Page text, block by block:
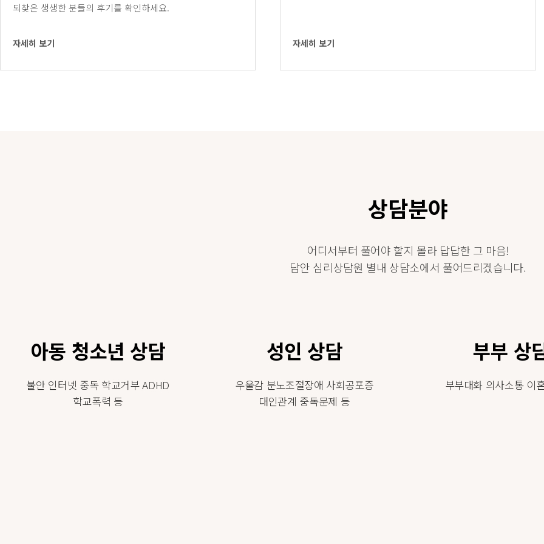
되찾은 생생한 분들의 후기를 확인하세요.
자세히 보기 자세히 보기
상담분야
어디서부터 풀어야 할지 몰라 답답한 그 마음!
담안 심리상담원 별내 상담소에서 풀어드리겠습니다.
아동 청소년 상담
불안 인터넷 중독 학교거부 ADHD
학교폭력 등
성인 상담
우울감 분노조절장애 사회공포증
대인관계 중독문제 등
부부 상
부부대화 의사소통 이